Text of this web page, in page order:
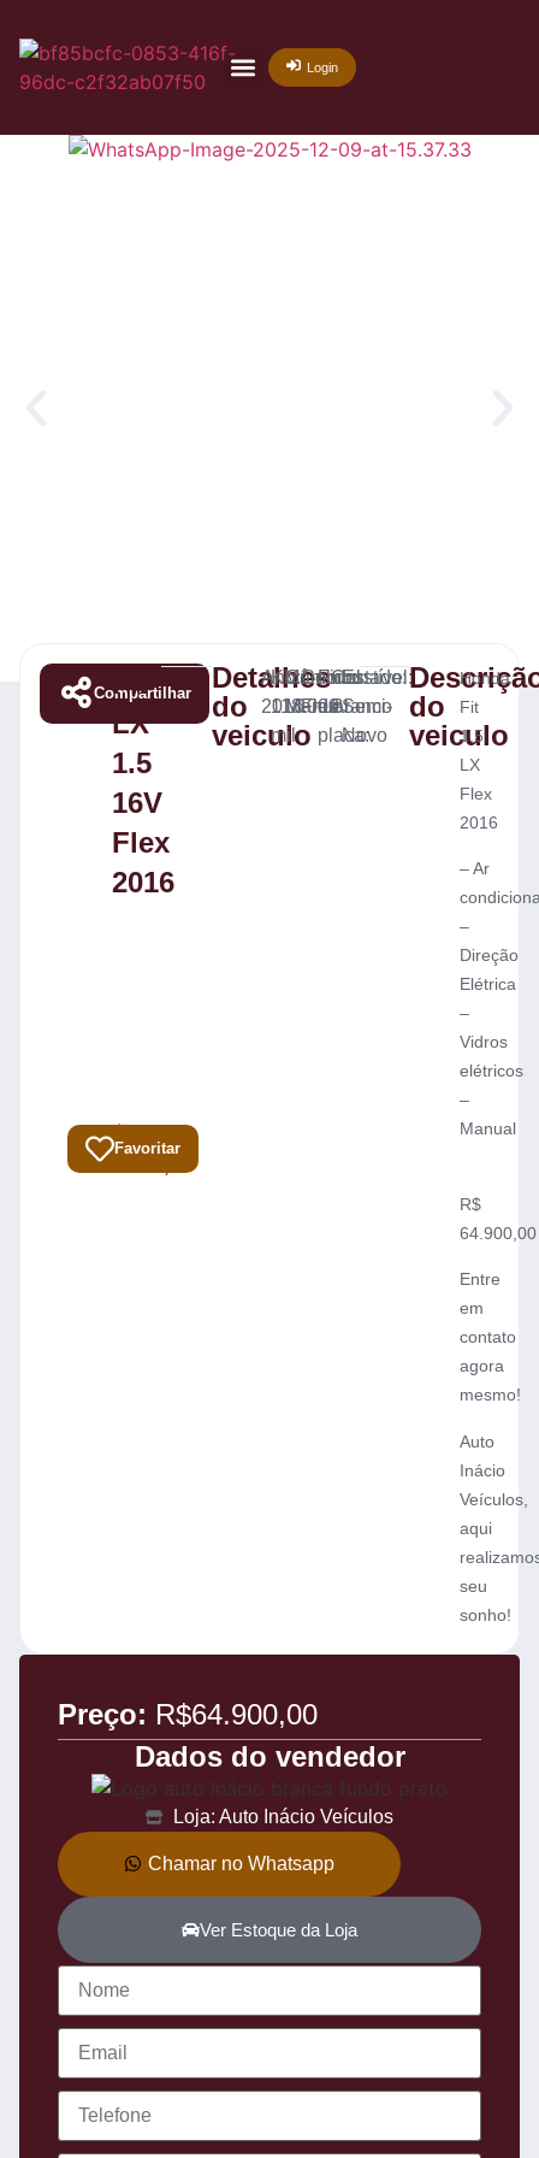
Login
Compartilhar
Favoritar
Total:
R$
64.900,00
Fit
LX
1.5
16V
Flex
2016
Detalhes
do
veiculo
Ano:
2016
KM:
118.000
mil
Câmbio:
Manual
Combustível:
Flex
Final
da
placa:
Cor:
Branco
Estado:
Semi-
Novo
do
veiculo
Honda
Fit
1.5
LX
Flex
2016
– Ar
–
Direção
Elétrica
–
Vidros
elétricos
–
⁠Manual
R$
64.900,00
Entre
em
contato
agora
mesmo!
Auto
Inácio
Veículos,
aqui
seu
sonho!
Preço: R$64.900,00
Dados do vendedor
Loja: Auto Inácio Veículos
Chamar no Whatsapp
Ver Estoque da Loja